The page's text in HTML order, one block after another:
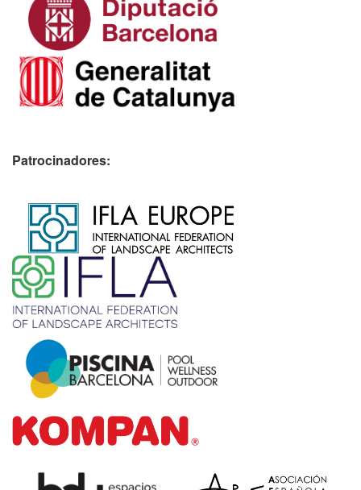
Patrocinadores: